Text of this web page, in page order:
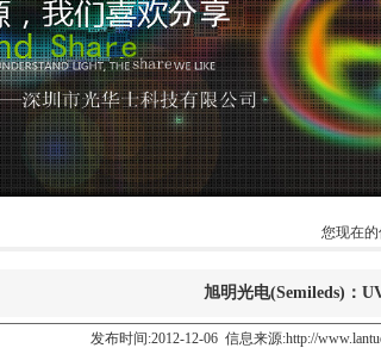
您现在的
旭明光电(Semileds)：
发布时间:2012-12-06 信息来源:http://